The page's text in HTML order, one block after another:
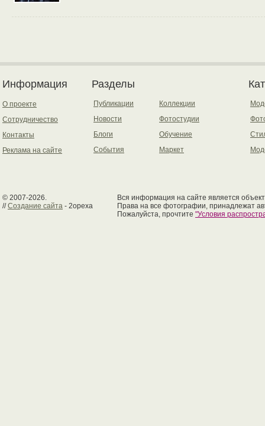
Информация
О проекте
Сотрудничество
Контакты
Реклама на сайте
Разделы
Публикации
Новости
Блоги
События
Коллекции
Фотостудии
Обучение
Маркет
© 2007-2026.
//Создание сайта - 2opexa
Вся информация на сайте является
Права на все фотографии, принадлежат
Пожалуйста, прочтите "Условия